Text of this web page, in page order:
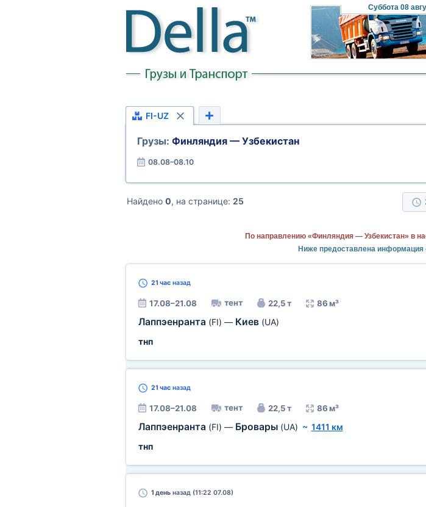
Суббота08
FI-UZ
Грузы: Финляндия — Узбекистан
08.08–08.10
Найдено 0, на странице: 25
По направлению «Финляндия — Узбекистан» в
Ниже предоставлена
21 часназад
17.08–21.08 тент 22,5 т 86 м³
Лаппэенранта (FI) — Киев (UA)
тнп
21 часназад
17.08–21.08 тент 22,5 т 86 м³
Лаппэенранта (FI) — Бровары (UA) ~ 1411 км
тнп
1 деньназад (11:22 07.08)